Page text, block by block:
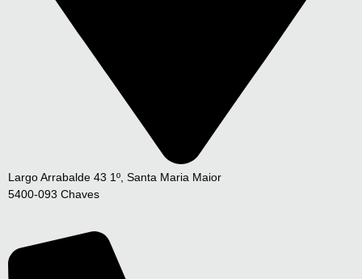
Largo Arrabalde 43 1º, Santa Maria Maior
5400-093 Chaves